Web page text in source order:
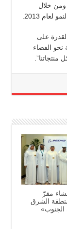
ومن خلال
2013.
على
نحو الفضاء
مقرّ
الشرق